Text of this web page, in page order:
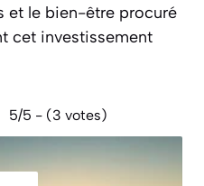
et le bien-être procuré
cet investissement
5/5 - (3 votes)